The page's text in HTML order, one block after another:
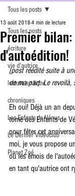
Tous les posts
écriture
vie d'autrice
lecture en ligne
chroniques
Les Enfants de Vénus
Le Dernier Vidéoclub
Planet Zoé
Tous les posts
Premier bilan:
d'autoédition!
13 août 2018 4 min de lecture
[post réédité suite à
de ma part. Le
Eh oui! Déjà un an
tome des Enfants de
pour fêter cet
moi, je vous propose
où les émois de
en tant qu'autrice ont